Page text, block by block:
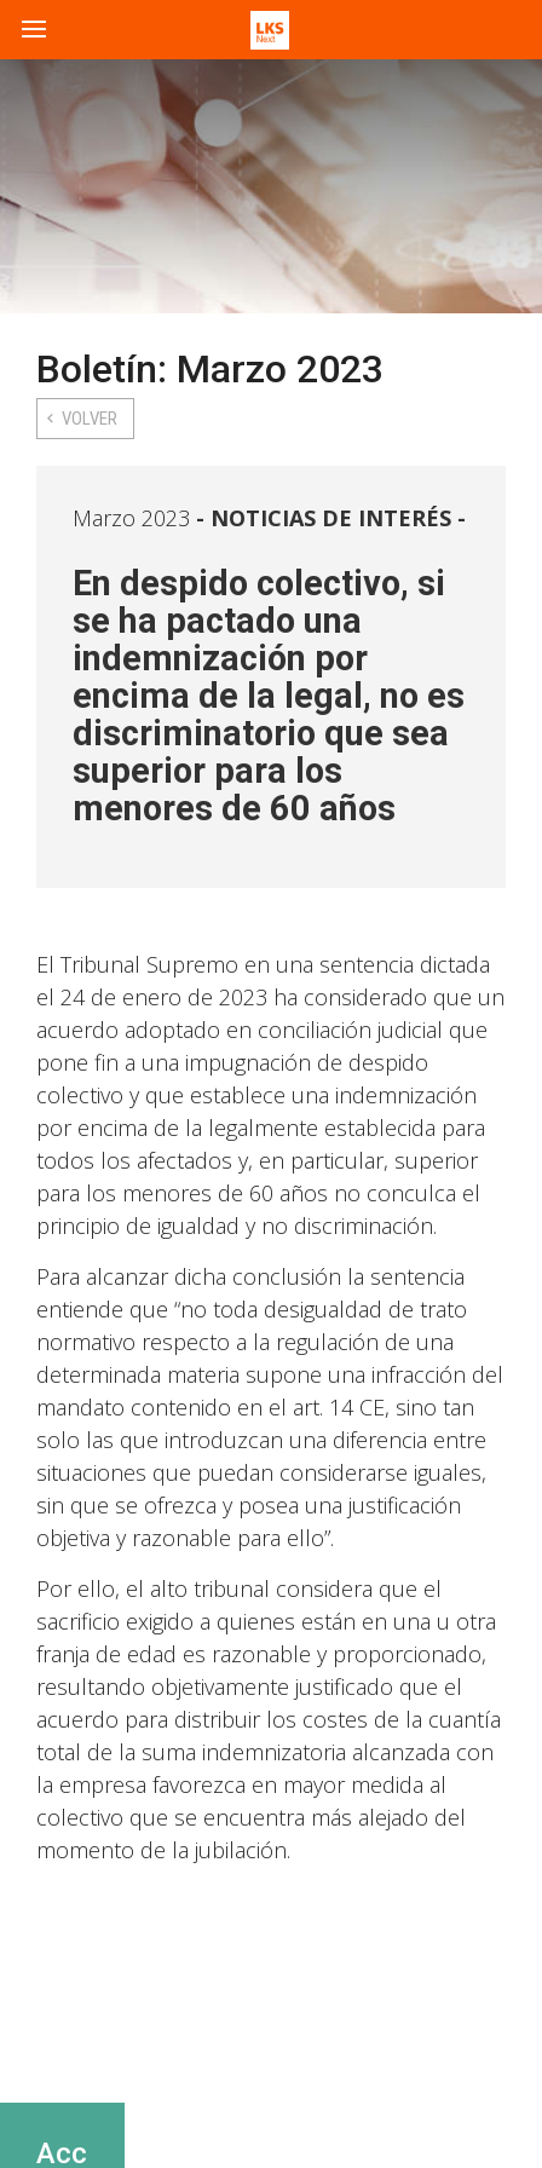
Boletín: Marzo 2023
VOLVER
Marzo 2023 NOTICIAS DE INTERÉS -
En despido colectivo, si
se ha pactado una
indemnización por
encima de la legal, no es
discriminatorio que sea
superior para los
menores de 60 años
El Tribunal Supremo en una sentencia dictada
el 24 de enero de 2023 ha considerado que un
acuerdo adoptado en conciliación judicial que
pone fin a una impugnación de despido
colectivo y que establece una indemnización
por encima de la legalmente establecida para
todos los afectados y, en particular, superior
para los menores de 60 años no conculca el
principio de igualdad y no discriminación.
Para alcanzar dicha conclusión la sentencia
entiende que “no toda desigualdad de trato
normativo respecto a la regulación de una
determinada materia supone una infracción del
mandato contenido en el art. 14 CE, sino tan
solo las que introduzcan una diferencia entre
situaciones que puedan considerarse iguales,
sin que se ofrezca y posea una justificación
objetiva y razonable para ello”.
Por ello, el alto tribunal considera que el
sacrificio exigido a quienes están en una u otra
franja de edad es razonable y proporcionado,
resultando objetivamente justificado que el
acuerdo para distribuir los costes de la cuantía
total de la suma indemnizatoria alcanzada con
la empresa favorezca en mayor medida al
colectivo que se encuentra más alejado del
momento de la jubilación.
Acc